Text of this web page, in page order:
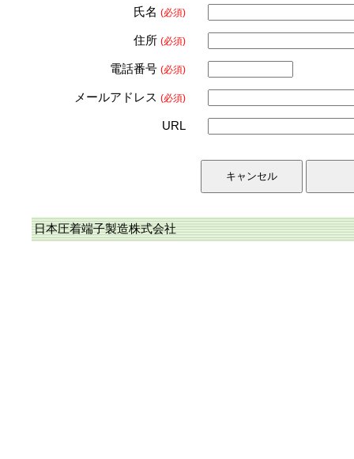
氏名 (必須)
住所 (必須)
電話番号 (必須)
メールアドレス (必須)
URL
日本圧着端子製造株式会社